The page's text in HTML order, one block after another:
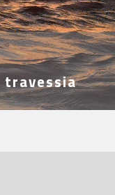
travessia